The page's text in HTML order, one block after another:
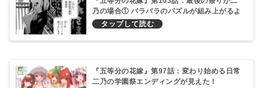
乃の場合① バラバラのパズルが組み上がるよ
くできたミステリー作品みたいだ
『五等分の花嫁』第97話：変わり始める日常
二乃の学園祭エンディングが見えた！